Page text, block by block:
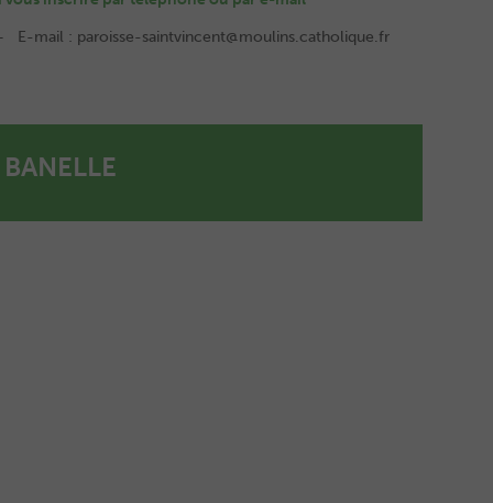
mail : paroisse-saintvincent@moulins.catholique.fr